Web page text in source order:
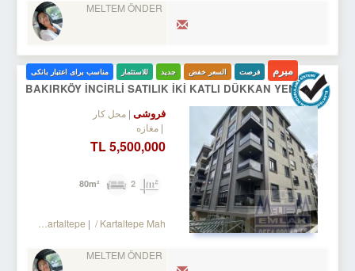
MELTEM ÖNDER
مبرم فرصت السعر خفض جدید للاستثمار مناسب برای اعتبار بانکی
BAKIRKÖY İNCİRLİ SATILIK İKİ KATLI DÜKKAN YENİ BİNA
فروشی محل کار
مغازه
5,500,000 TL
2
/ Kartaltepe / Kartaltepe Mah.
MELTEM ÖNDER